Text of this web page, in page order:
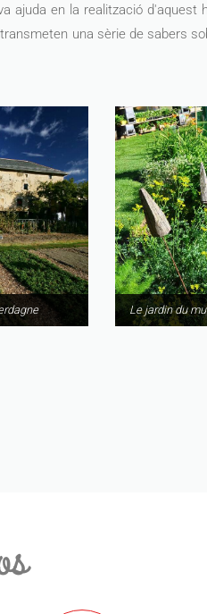
ajuda en la realització
transmeten una sèrie de sabers
Le jardin du